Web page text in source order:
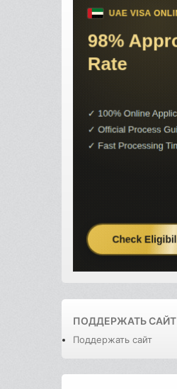
ПОДДЕРЖАТЬ САЙТ
Поддержать сайт